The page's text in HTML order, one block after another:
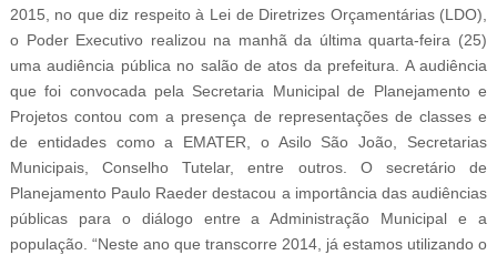
2015, no que diz respeito à Lei de Diretrizes Orçamentárias (LDO),
o Poder Executivo realizou na manhã da última quarta-feira (25)
uma audiência pública no salão de atos da prefeitura. A audiência
que foi convocada pela Secretaria Municipal de Planejamento e
Projetos contou com a presença de representações de classes e
de entidades como a EMATER, o Asilo São João, Secretarias
Municipais, Conselho Tutelar, entre outros. O secretário de
Planejamento Paulo Raeder destacou a importância das audiências
públicas para o diálogo entre a Administração Municipal e a
população. “Neste ano que transcorre 2014, já estamos utilizando o